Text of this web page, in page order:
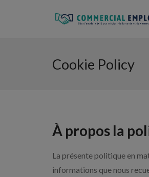
Cookie Policy
À propos la
La présente politique en
informations que nous